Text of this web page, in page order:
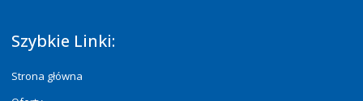
Szybkie Linki:
Strona główna